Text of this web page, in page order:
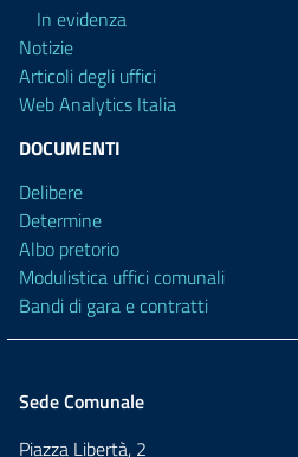
In evidenza
Notizie
Articoli degli uffici
Web Analytics Italia
DOCUMENTI
Delibere
Determine
Albo pretorio
Modulistica uffici comunali
Bandi di gara e contratti
Sede Comunale
Piazza Libertà, 2